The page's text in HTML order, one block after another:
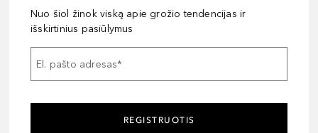
Nuo šiol žinok viską apie grožio tendencijas ir
išskirtinius pasiūlymus
El. pašto adresas*
REGISTRUOTIS